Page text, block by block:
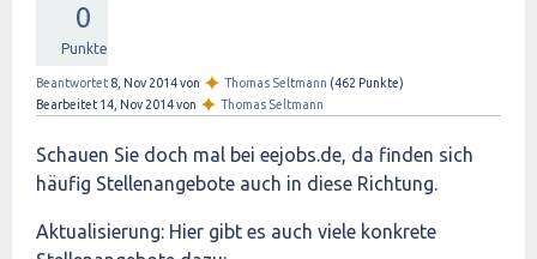
0
Punkte
Beantwortet 8, Nov 2014von ✦ Thomas Seltmann (462 Punkte)
Bearbeitet 14, Nov 2014von ✦ Thomas Seltmann
Schauen Sie doch mal bei eejobs.de, da finden sich
häufig Stellenangebote auch in diese Richtung.
Aktualisierung: Hier gibt es auch viele konkrete